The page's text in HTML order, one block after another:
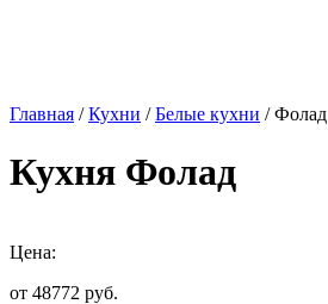
Главная /Кухни /Белые кухни / Фолад
Кухня Фолад
Цена:
от 48772 руб.